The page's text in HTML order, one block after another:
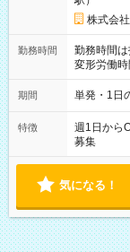
株式会
勤務時間
勤務時間は
変形労働時間制
～21：00
期間 単発・1日
特徴
週1日から
募集
気になる！